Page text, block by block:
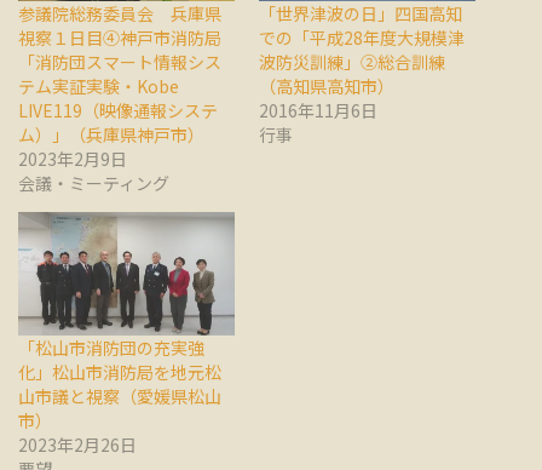
参議院総務委員会 兵庫県
視察１日目④神戸市消防局
「消防団スマート情報シス
テム実証実験・Kobe
LIVE119（映像通報システ
ム）」（兵庫県神戸市）
2023年2月9日
会議・ミーティング
「世界津波の日」四国高知
での「平成28年度大規模津
波防災訓練」②総合訓練
（高知県高知市）
2016年11月6日
行事
「松山市消防団の充実強
化」松山市消防局を地元松
山市議と視察（愛媛県松山
市）
2023年2月26日